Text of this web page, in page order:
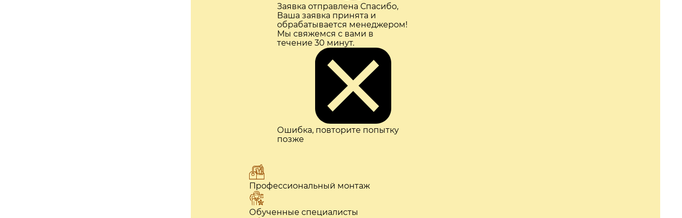
Заявка отправлена Спасибо,
Ваша заявка принята и
обрабатывается менеджером!
Мы свяжемся с вами в
течение 30 минут.
Ошибка, повторите попытку
позже
Профессиональный монтаж
Обученные специалисты